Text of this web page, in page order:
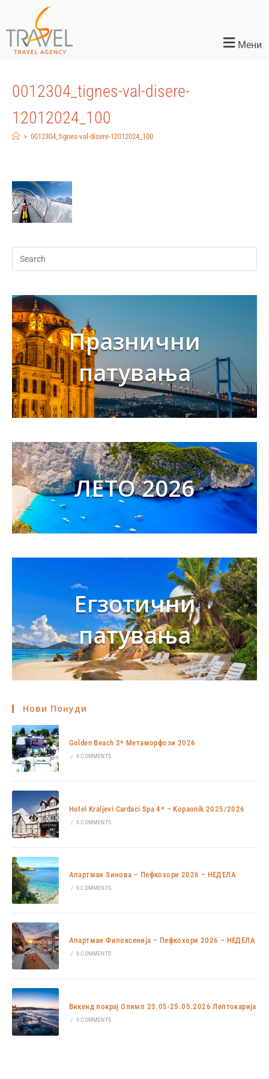
Мени
0012304_tignes-val-disere-
12012024_100
> 0012304_tignes-val-disere-12012024_100
Празнични
патувања
ЛЕТО 2026
Егзотични
патувања
Нови Понуди
Golden Beach 3* Метаморфози 2026
/ 0 COMMENTS
Hotel Kraljevi Cardaci Spa 4* – Kopaonik 2025/2026
/ 0 COMMENTS
Апартман Зинова – Пефкохори 2026 – НЕДЕЛА
/ 0 COMMENTS
Апартман Филоксенија – Пефкохори 2026 – НЕДЕЛА
/ 0 COMMENTS
Викенд покрај Олимп 23.05-25.05.2026 Лептокарија
/ 0 COMMENTS